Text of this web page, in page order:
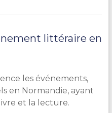
littéraire en
les événements,
en Normandie, ayant
et la lecture.